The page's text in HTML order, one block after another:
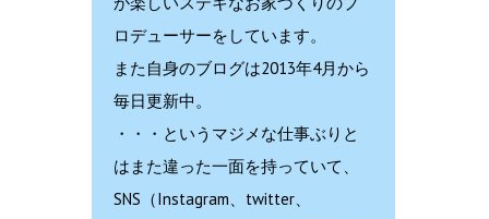
ロデューサーをしています。
また自身のブログは2013年4月から
毎日更新中。
・・・というマジメな仕事ぶりと
はまた違った一面を持っていて、
SNS（Instagram、twitter、